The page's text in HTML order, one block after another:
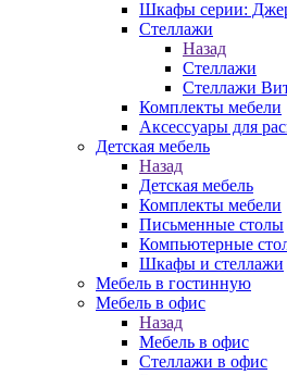
Шкафы серии:
Стеллажи
Назад
Стеллажи
Стеллажи
Комплекты мебели
Аксессуары для
Детская мебель
Назад
Детская мебель
Комплекты мебели
Письменные столы
Компьютерные
Шкафы и стеллажи
Мебель в гостинную
Мебель в офис
Назад
Мебель в офис
Стеллажи в офис